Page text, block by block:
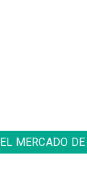
EL MERCADO